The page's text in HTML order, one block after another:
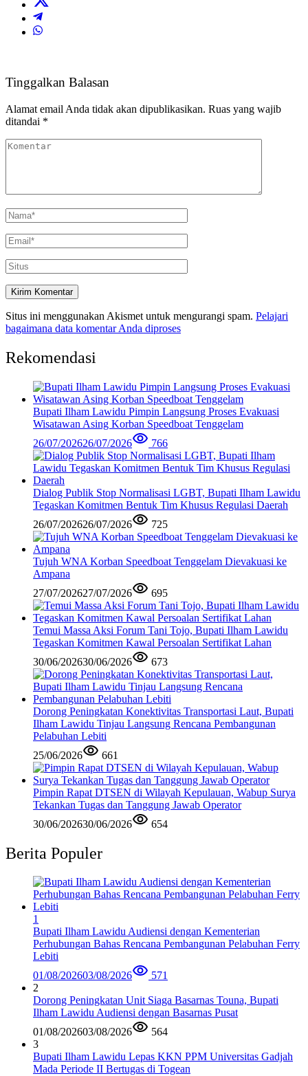
Tinggalkan Balasan
Alamat email Anda tidak akan dipublikasikan. Ruas yang wajib
ditandai *
Situs ini menggunakan Akismet untuk mengurangi spam. Pelajari
bagaimana data komentar Anda diproses
Rekomendasi
Bupati Ilham Lawidu Pimpin Langsung Proses Evakuasi
Wisatawan Asing Korban Speedboat Tenggelam
26/07/202626/07/2026 766
Dialog Publik Stop Normalisasi LGBT, Bupati Ilham Lawidu
Tegaskan Komitmen Bentuk Tim Khusus Regulasi Daerah
26/07/202626/07/2026 725
Tujuh WNA Korban Speedboat Tenggelam Dievakuasi ke
Ampana
27/07/202627/07/2026 695
Temui Massa Aksi Forum Tani Tojo, Bupati Ilham Lawidu
Tegaskan Komitmen Kawal Persoalan Sertifikat Lahan
30/06/202630/06/2026 673
Dorong Peningkatan Konektivitas Transportasi Laut, Bupati
Ilham Lawidu Tinjau Langsung Rencana Pembangunan
Pelabuhan Lebiti
25/06/2026
661
Pimpin Rapat DTSEN di Wilayah Kepulauan, Wabup Surya
Tekankan Tugas dan Tanggung Jawab Operator
30/06/202630/06/2026 654
Berita Populer
1
Bupati Ilham Lawidu Audiensi dengan Kementerian
Perhubungan Bahas Rencana Pembangunan Pelabuhan Ferry
Lebiti
01/08/202603/08/2026
571
2
Dorong Peningkatan Unit Siaga Basarnas Touna, Bupati
Ilham Lawidu Audiensi dengan Basarnas Pusat
01/08/202603/08/2026
564
3
Bupati Ilham Lawidu Lepas KKN PPM Universitas Gadjah
Mada Periode II Bertugas di Togean